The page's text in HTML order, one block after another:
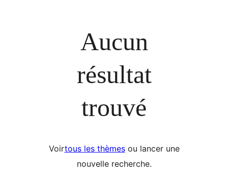
Aucun
résultat
trouvé
Voirtous les thèmesou lancer une
nouvelle recherche.